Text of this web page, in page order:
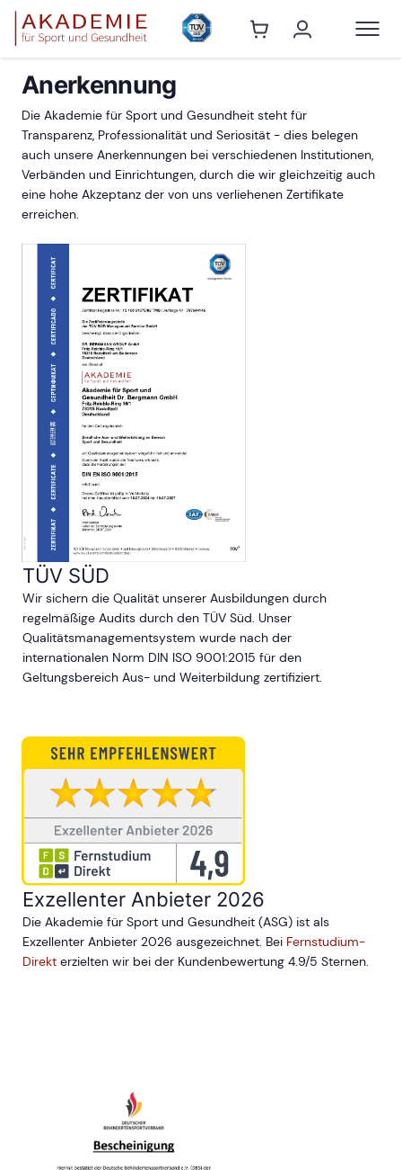
Anerkennung
Die Akademie für Sport und Gesundheit steht für
Transparenz, Professionalität und Seriosität - dies belegen
auch unsere Anerkennungen bei verschiedenen Institutionen,
Verbänden und Einrichtungen, durch die wir gleichzeitig auch
eine hohe Akzeptanz der von uns verliehenen Zertifikate
erreichen.
TÜV SÜD
Wir sichern die Qualität unserer Ausbildungen durch
regelmäßige Audits durch den TÜV Süd. Unser
Qualitätsmanagementsystem wurde nach der
internationalen Norm DIN ISO 9001:2015 für den
Geltungsbereich Aus- und Weiterbildung zertifiziert.
Exzellenter Anbieter 2026
Die Akademie für Sport und Gesundheit (ASG) ist als
Exzellenter Anbieter 2026 ausgezeichnet. Bei Fernstudium-
Direkt erzielten wir bei der Kundenbewertung 4.9/5 Sternen.